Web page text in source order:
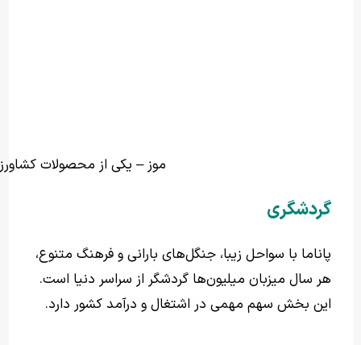
موز – یکی از محصولات
گردشگری
پاناما با سواحل زیبا، جنگل‌های بارانی و فرهنگ متنوع،
هر سال میزبان میلیون‌ها گردشگر از سراسر دنیا است.
این بخش سهم مهمی در اشتغال و درآمد کشور دارد.